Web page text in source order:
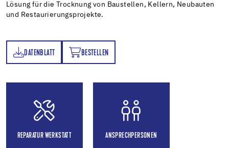
Lösung für die Trocknung von Baustellen, Kellern, Neubauten
und Restaurierungsprojekte.
DATENBLATT BESTELLEN
BESTELLEN
REPARATUR WERKSTATT ANSPRECHPERSONEN